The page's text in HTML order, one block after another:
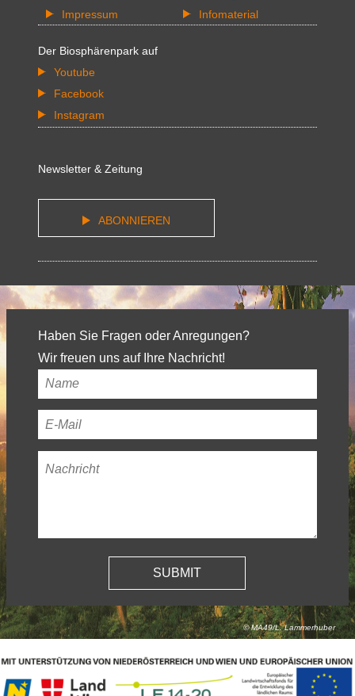
Impressum
Infomaterial
Der Biosphärenpark auf
Youtube
Facebook
Instagram
Newsletter & Zeitung
ABONNIEREN
Haben Sie Fragen oder Anregungen?
Wir freuen uns auf Ihre Nachricht!
Ihr
Name*
Ihre
E-
Mail-
Nachricht*
© MA49/L. Lammerhuber